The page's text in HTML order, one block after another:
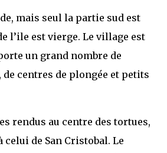
mais seul la partie sud est
l’ile est vierge. Le village est
un grand nombre de
centres de plongée et petits
rendus au centre des tortues,
de San Cristobal. Le